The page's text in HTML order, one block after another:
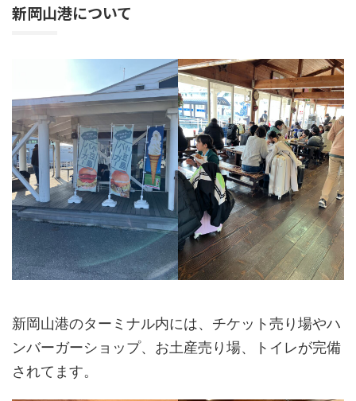
新岡山港について
新岡山港のターミナル内には、チケット売り場やハ
ンバーガーショップ、お土産売り場、トイレが完備
されてます。